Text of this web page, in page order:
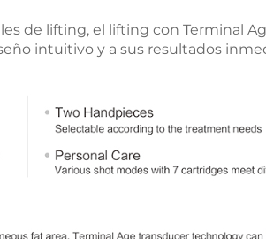
de lifting, el lifting con Terminal
intuitivo y a sus resultados